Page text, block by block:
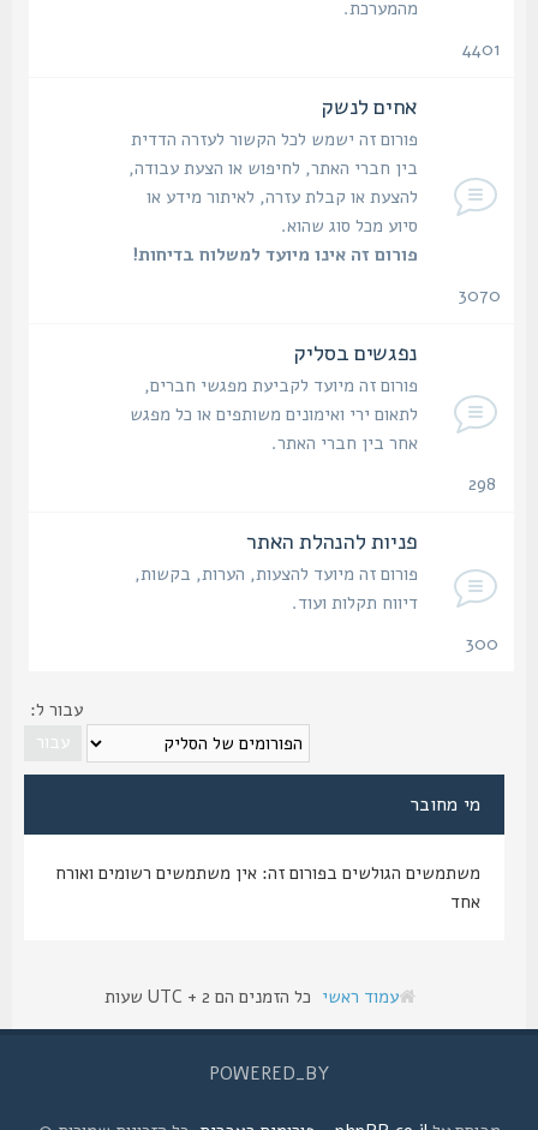
מהמערכת.
אחים לנשק
פורום זה ישמש לכל הקשור לעזרה הדדית
בין חברי האתר, לחיפוש או הצעת עבודה,
להצעת או קבלת עזרה, לאיתור מידע או
סיוע מכל סוג שהוא.
פורום זה אינו מיועד למשלוח בדיחות!
3070
נפגשים בסליק
פורום זה מיועד לקביעת מפגשי חברים,
לתאום ירי ואימונים משותפים או כל מפגש
אחר בין חברי האתר.
פניות להנהלת האתר
פורום זה מיועד להצעות, הערות, בקשות,
דיווח תקלות ועוד.
עבור ל:
מי מחובר
משתמשים הגולשים בפורום זה: אין משתמשים רשומים ואורח
עמוד ראשי כל הזמנים הם UTC + 2 שעות
POWERED_BY